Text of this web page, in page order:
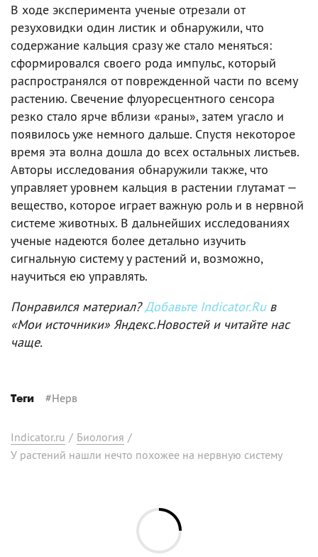
В ходе эксперимента ученые отрезали от
резуховидки один листик и обнаружили, что
содержание кальция сразу же стало меняться:
сформировался своего рода импульс, который
распространялся от поврежденной части по всему
растению. Свечение флуоресцентного сенсора
резко стало ярче вблизи «раны», затем угасло и
появилось уже немного дальше. Спустя некоторое
время эта волна дошла до всех остальных листьев.
Авторы исследования обнаружили также, что
управляет уровнем кальция в растении глутамат —
вещество, которое играет важную роль и в нервной
системе животных. В дальнейших исследованиях
ученые надеются более детально изучить
сигнальную систему у растений и, возможно,
научиться ею управлять.
Понравился материал?Добавьте Indicator.Ruв
«Мои источники» Яндекс.Новостей и читайте нас
чаще.
Теги #Нерв
Indicator.ru / Биология /
У растений нашли нечто похожее на нервную систему